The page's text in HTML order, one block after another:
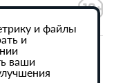
данных
активная
и файлы
и
ваши